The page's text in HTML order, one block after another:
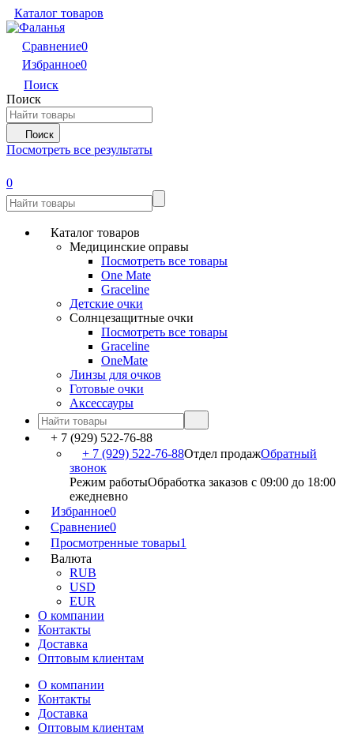
Каталог товаров
Сравнение0
Избранное0
Поиск
Поиск
Поиск
Посмотреть все результаты
0
Каталог товаров
Медицинские оправы
Посмотреть все товары
One Mate
Graceline
Детские очки
Солнцезащитные очки
Посмотреть все товары
Graceline
OneMate
Линзы для очков
Готовые очки
Аксессауры
+ 7 (929) 522-76-88
+ 7 (929) 522-76-88Отдел продажОбратный
звонок
Режим работыОбработка заказов с 09:00 до 18:00
ежедневно
Избранное0
Сравнение0
Просмотренные товары1
Валюта
RUB
USD
EUR
О компании
Контакты
Доставка
Оптовым клиентам
О компании
Контакты
Доставка
Оптовым клиентам